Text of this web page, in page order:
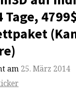
Tage,
am 25. März 2014